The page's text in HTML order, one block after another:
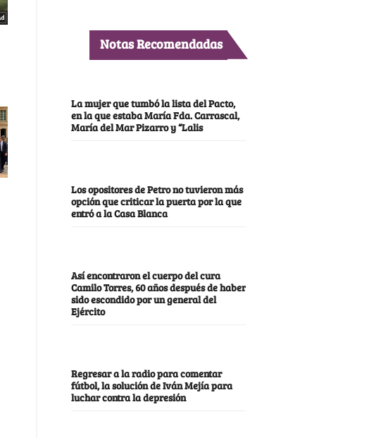
Notas Recomendadas
La mujer que tumbó la lista del Pacto,
en la que estaba María Fda. Carrascal,
María del Mar Pizarro y “Lalis
Los opositores de Petro no tuvieron más
opción que criticar la puerta por la que
entró a la Casa Blanca
Así encontraron el cuerpo del cura
Camilo Torres, 60 años después de haber
sido escondido por un general del
Ejército
Regresar a la radio para comentar
fútbol, la solución de Iván Mejía para
luchar contra la depresión